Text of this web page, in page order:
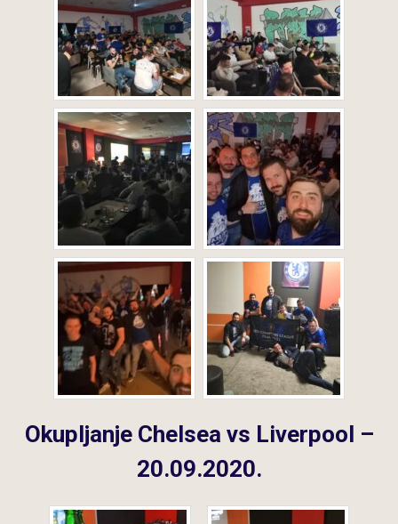
Okupljanje Chelsea vs Liverpool –
20.09.2020.